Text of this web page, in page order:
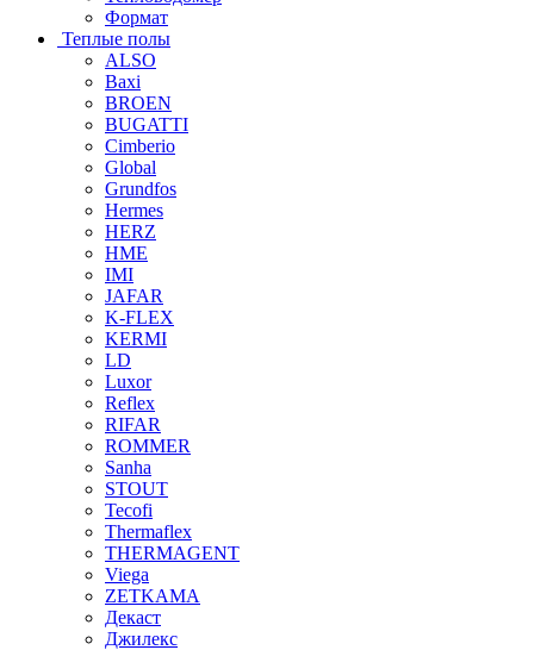
Формат
Теплые полы
ALSO
Baxi
BROEN
BUGATTI
Cimberio
Global
Grundfos
Hermes
HERZ
HME
IMI
JAFAR
K-FLEX
KERMI
LD
Luxor
Reflex
RIFAR
ROMMER
Sanha
STOUT
Tecofi
Thermaflex
THERMAGENT
Viega
ZETKAMA
Декаст
Джилекс